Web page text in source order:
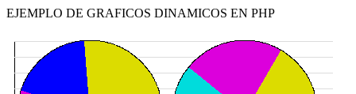
EJEMPLO DE GRAFICOS DINAMICOS EN PHP